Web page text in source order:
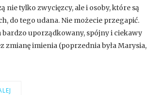
nie tylko zwycięzcy, ale i osoby, które są
do tego udana. Nie możecie przegapić.
uporządkowany, spójny i ciekawy
zmianę imienia (poprzednia była Marysia,